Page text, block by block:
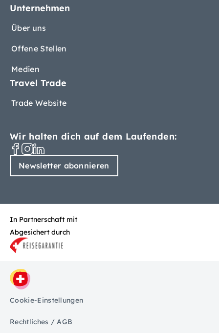
Unternehmen
Über uns
Offene Stellen
Medien
Travel Trade
Trade Website
Wir halten dich auf dem Laufenden:
Newsletter abonnieren
In Partnerschaft mit
Abgesichert durch
Cookie-Einstellungen
Rechtliches / AGB